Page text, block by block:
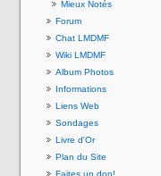
Mieux Notés
Forum
Chat LMDMF
Wiki LMDMF
Album Photos
Informations
Liens Web
Sondages
Livre d'Or
Plan du Site
Faites un don!